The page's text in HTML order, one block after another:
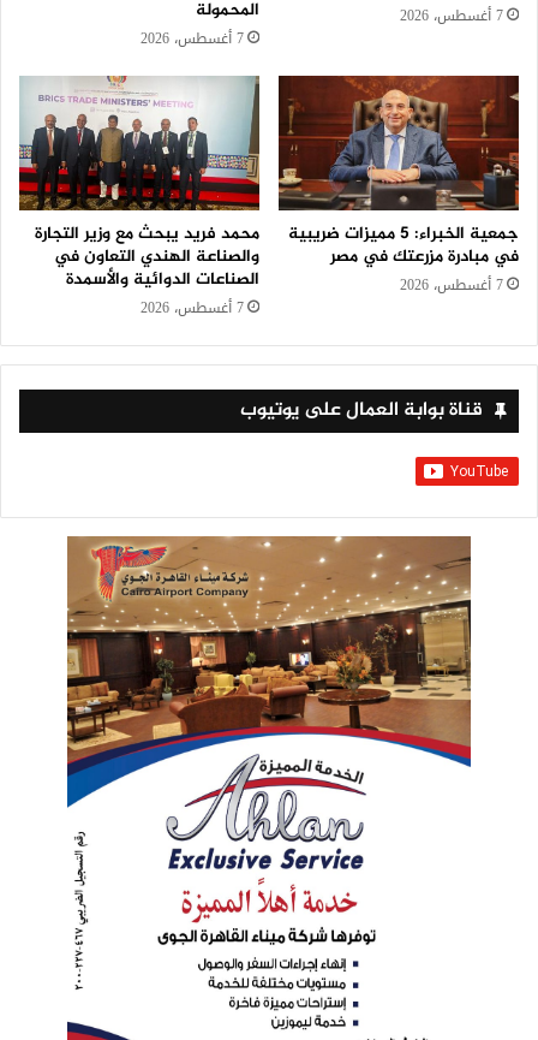
7 أغسطس، 2026
المحمولة
7 أغسطس، 2026
جمعية الخبراء: 5 مميزات ضريبية
في مبادرة مزرعتك في مصر
7 أغسطس، 2026
محمد فريد يبحث مع وزير التجارة
والصناعة الهندي التعاون في
الصناعات الدوائية والأسمدة
7 أغسطس، 2026
قناة بوابة العمال على يوتيوب